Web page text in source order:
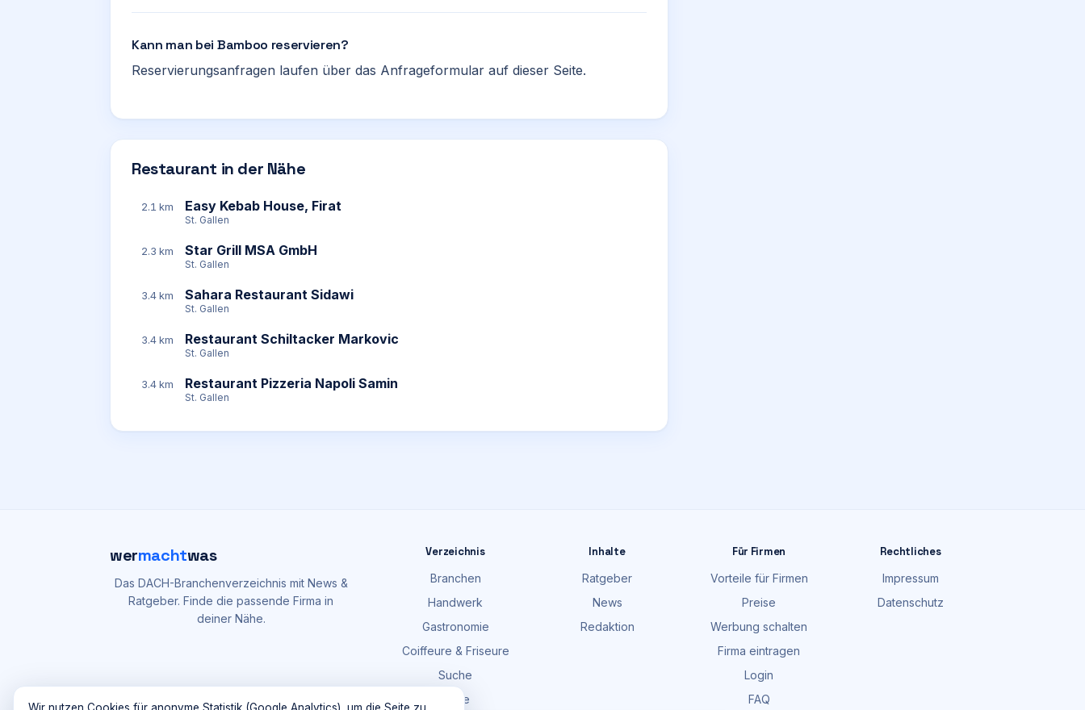
Kann man bei Bamboo reservieren?
Reservierungsanfragen laufen über das Anfrageformular auf dieser Seite.
Restaurant in der Nähe
2.1 km Easy Kebab House, Firat
St. Gallen
2.3 km Star Grill MSA GmbH
St. Gallen
3.4 km Sahara Restaurant Sidawi
St. Gallen
3.4 km Restaurant Schiltacker Markovic
St. Gallen
3.4 km Restaurant Pizzeria Napoli Samin
St. Gallen
wermachtwas
Das DACH-Branchenverzeichnis mit News &
Ratgeber. Finde die passende Firma in
deiner Nähe.
Verzeichnis
Branchen
Handwerk
Gastronomie
Coiffeure & Friseure
Suche
Karte
Inhalte
Ratgeber
News
Redaktion
Für Firmen
Vorteile für Firmen
Preise
Werbung schalten
Firma eintragen
Login
FAQ
Rechtliches
Impressum
Datenschutz